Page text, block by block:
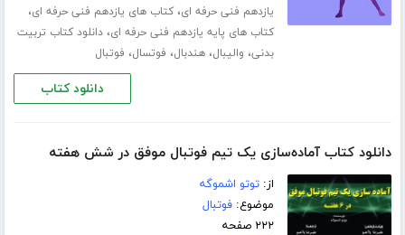
یازدهم فنی حرفه ای،کتاب های یازدهم فنی حرفه ای،
کتاب های پایه یازدهم فنی حرفه ای،دانلود کتاب تربیت
بدنی، والیبال،هندبال، فوتسال، فوتبال
دانلود کتاب
دانلود کتاب آماده‌سازی یک تیم فوتبال موفق در شش هفته
از:توتو اشموگه
موضوع:فوتبال
۲۲۲ صفحه